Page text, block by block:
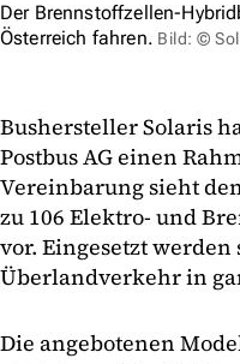
Der Brennstoffzellen-
Österreich fahren. Bild: ©
Bushersteller Solaris
Postbus AG einen
Vereinbarung sieht
zu 106 Elektro- und
vor. Eingesetzt
Überlandverkehr in
Die angebotenen